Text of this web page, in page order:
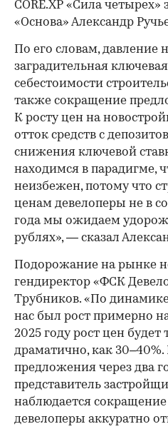
CORE.XP «Сила четырех»
«Основа» Александр
По его словам, давление
заградительная ключевая
себестоимости
также сокращение
К росту цен на
отток средств с
снижения ключевой
находимся в парадигме,
неизбежен, потому что
ценам девелоперы не в
года мы ожидаем
рублях», — сказал
Подорожание на рынке
гендиректор «ФСК
Трубников. «По
нас был рост примерно
2025 году рост цен
драматично, как 30–40%.
предложения через два
представитель
наблюдается
девелоперы аккуратно